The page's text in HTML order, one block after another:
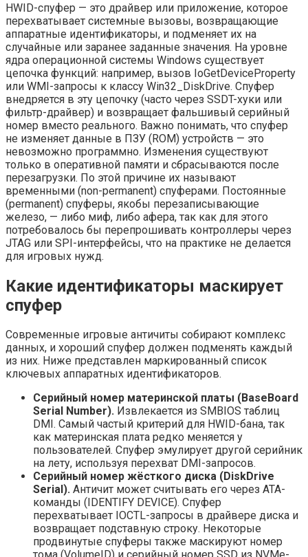
HWID-спуфер — это драйвер или приложение, которое
перехватывает системные вызовы, возвращающие
аппаратные идентификаторы, и подменяет их на
случайные или заранее заданные значения. На уровне
ядра операционной системы Windows существует
цепочка функций: например, вызов IoGetDeviceProperty
или WMI-запросы к классу Win32_DiskDrive. Спуфер
внедряется в эту цепочку (часто через SSDT-хуки или
фильтр-драйвер) и возвращает фальшивый серийный
номер вместо реального. Важно понимать, что спуфер
не изменяет данные в ПЗУ (ROM) устройств — это
невозможно программно. Изменения существуют
только в оперативной памяти и сбрасываются после
перезагрузки. По этой причине их называют
временными (non-permanent) спуферами. Постоянные
(permanent) спуферы, якобы перезаписывающие
железо, — либо миф, либо афера, так как для этого
потребовалось бы перепрошивать контроллеры через
JTAG или SPI-интерфейсы, что на практике не делается
для игровых нужд.
Какие идентификаторы маскирует
спуфер
Современные игровые античиты собирают комплекс
данных, и хороший спуфер должен подменять каждый
из них. Ниже представлен маркированный список
ключевых аппаратных идентификаторов.
Серийный номер материнской платы (BaseBoard
Serial Number). Извлекается из SMBIOS таблиц
DMI. Самый частый критерий для HWID-бана, так
как материнская плата редко меняется у
пользователей. Спуфер эмулирует другой серийник
на лету, используя перехват DMI-запросов.
Серийный номер жёсткого диска (DiskDrive
Serial). Античит может считывать его через ATA-
команды (IDENTIFY DEVICE). Спуфер
перехватывает IOCTL-запросы в драйвере диска и
возвращает подставную строку. Некоторые
продвинутые спуферы также маскируют номер